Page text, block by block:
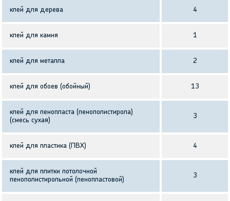
клей для дерева 4
клей для камня 1
клей для металла 2
клей для обоев (обойный) 13
клей для пенопласта (пенополистирола)
(смесь сухая)
3
клей для пластика (ПВХ) 4
клей для плитки потолочной
пенополистирольной (пенопластовой)
3